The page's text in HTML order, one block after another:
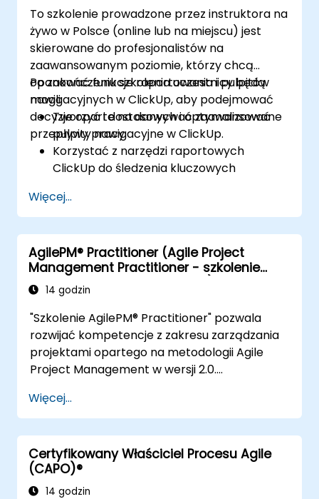
To szkolenie prowadzone przez instruktora na
żywo w Polsce (online lub na miejscu) jest
skierowane do profesjonalistów na
zaawansowanym poziomie, którzy chcą
opanować funkcje raportowania i pulpitów
nawigacyjnych w ClickUp, aby podejmować
decyzje oparte na danych i optymalizować
przepływy pracy.
Po zakończeniu szkolenia uczestnicy będą
mogli:
Tworzyć i dostosowywać zaawansowane
pulpity nawigacyjne w ClickUp.
Korzystać z narzędzi raportowych
ClickUp do śledzenia kluczowych
Automatyzować zbieranie i wizualizację
danych.
Integrować zewnętrzne źródła danych w
celu uzyskania kompleksowej analizy.
Optymalizować pulpity nawigacyjne pod
kątem współpracy zespołowej i
Więcej...
AgilePM® Practitioner (Agile Project
Management Practitioner - szkolenie
akredytowane z egzaminem)
14 godzin
"Szkolenie AgilePM® Practitioner" pozwala
rozwijać kompetencje z zakresu zarządzania
projektami opartego na metodologii Agile
Project Management w wersji 2.0.
oraz osobom zainteresowanym
implementacją podejścia Agile. Kurs obejmuje
zagadnienia takie jak organizacja zespołów
Agile, cykl życia projektu, efektywne
dostarczanie produktów, oszacowanie w
projekcie, zarządzanie ryzykiem i konfiguracją
Więcej...
Certyfikowany Właściciel Procesu Agile
(CAPO)®
14 godzin